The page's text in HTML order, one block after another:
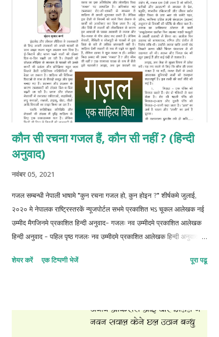
कौन सी रचना गजल हैं, कौन सी नहीं ? (हिन्दी
अनुवाद)
नवंबर 05, 2021
गजल सम्बन्धी नेपाली भाषामे "कुन रचना गजल हो, कुन होइन ?" शीर्षकमे जुलाई,
२०२० मे नेपालक राष्ट्रिस्तरकें न्यूजपोर्टल सभमे प्रकाशित भऽ चूकल आलेखक नई
उम्मीद मैगजिनमे प्रकाशित हिन्दी अनुवाद- गजलः नव उम्मीदमे प्रकाशित आलेखक
हिन्दी अनुवाद - पहिल पृष्ठ गजलः नव उम्मीदमे प्रकाशित आलेखक हिन्दी अनुवाद -
शेयर करें एक टिप्पणी भेजें पूरा पढू